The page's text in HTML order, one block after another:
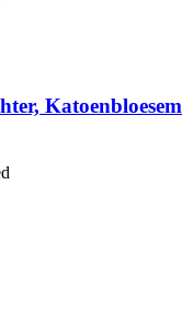
Katoenbloesem